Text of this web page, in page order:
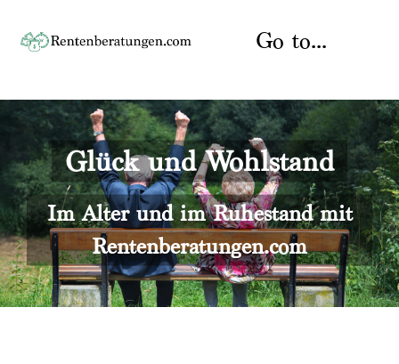
content
Go to...
Startseite
Rente
Rentenberater
Rentenversicherung
Versicherungsberatung
Über uns
Kontakt
Glück und Wohlstand
Im Alter und im Ruhestand mit
Rentenberatungen.com